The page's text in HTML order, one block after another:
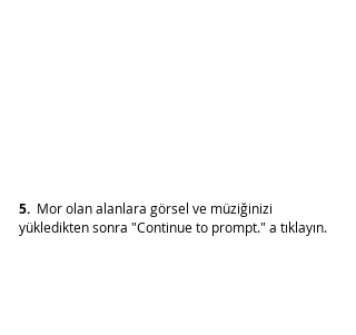
5.
  Mor olan alanlara görsel ve müziğinizi
yükledikten sonra "Continue to prompt." a tıklayın.